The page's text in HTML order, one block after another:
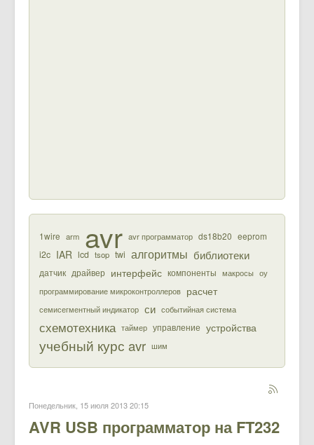
1wire arm avr avr программатор ds18b20 eeprom
i2c IAR lcd tsop twi алгоритмы библиотеки
датчик драйвер интерфейс компоненты макросы оу
программирование микроконтроллеров расчет
семисегментный индикатор си событийная система
схемотехника таймер управление устройства
учебный курс avr шим
Понедельник, 15 июля 2013 20:15
AVR USB программатор на FT232